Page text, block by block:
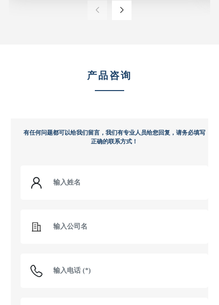
产品咨询
有任何问题都可以给我们留言，我们有专业人员给您回复，请务必填写
正确的联系方式！